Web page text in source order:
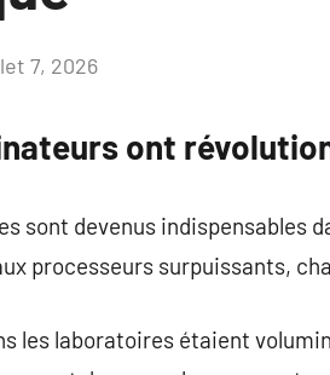
7, 2026
ont
sont devenus indispensables
processeurs surpuissants,
les laboratoires étaient